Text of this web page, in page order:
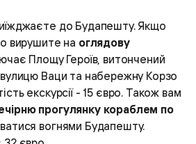
до Будапешту. Якщо
вирушите на оглядову
Площу Героїв, витончений
Ваци та набережну Корзо
екскурсії - 15 євро. Також вам
прогулянку кораблем по
вогнями Будапешту.